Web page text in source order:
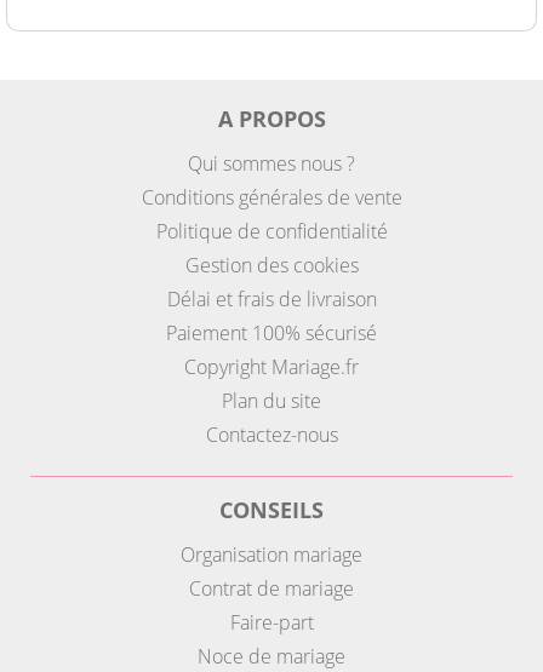
A PROPOS
Qui sommes nous ?
Conditions générales de vente
Politique de confidentialité
Gestion des cookies
Délai et frais de livraison
Paiement 100% sécurisé
Copyright Mariage.fr
Plan du site
Contactez-nous
CONSEILS
Organisation mariage
Contrat de mariage
Faire-part
Noce de mariage